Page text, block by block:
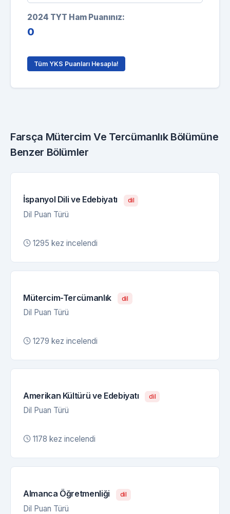
2024 TYT Ham Puanınız:
0
Tüm YKS Puanları Hesapla!
Farsça Mütercim Ve Tercümanlık Bölümüne
Benzer Bölümler
İspanyol Dili ve Edebiyatı dil
Dil Puan Türü
1295 kez incelendi
Mütercim-Tercümanlık dil
Dil Puan Türü
1279 kez incelendi
Amerikan Kültürü ve Edebiyatı dil
Dil Puan Türü
1178 kez incelendi
Almanca Öğretmenliği dil
Dil Puan Türü